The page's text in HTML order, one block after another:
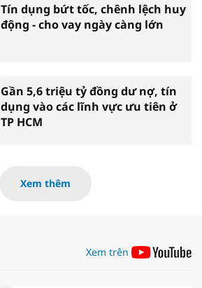
Tín dụng bứt tốc, chênh lệch huy
động - cho vay ngày càng lớn
Gần 5,6 triệu tỷ đồng dư nợ, tín
dụng vào các lĩnh vực ưu tiên ở
TP HCM
Xem thêm
Xem trên